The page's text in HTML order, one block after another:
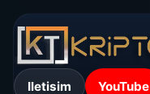
Iletisim YouTube